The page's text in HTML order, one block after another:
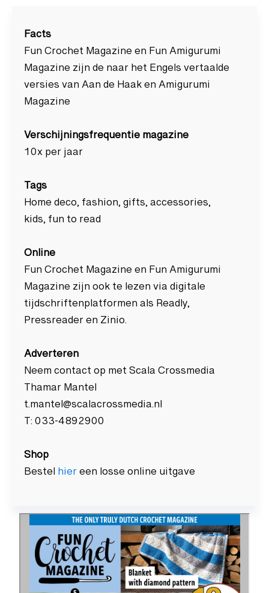
Facts
Fun Crochet Magazine en Fun Amigurumi
Magazine zijn de naar het Engels vertaalde
versies van Aan de Haak en Amigurumi
Magazine
Verschijningsfrequentie magazine
10x per jaar
Tags
Home deco, fashion, gifts, accessories,
kids, fun to read
Online
Fun Crochet Magazine en Fun Amigurumi
Magazine zijn ook te lezen via digitale
tijdschriftenplatformen als Readly,
Pressreader en Zinio.
Adverteren
Neem contact op met Scala Crossmedia
Thamar Mantel
t.mantel@scalacrossmedia.nl
T: 033-4892900
Shop
Bestelhiereen losse online uitgave